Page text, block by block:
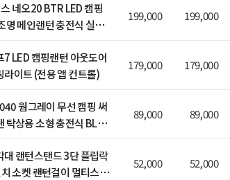
네오20 BTR LED 캠핑
명 메인랜턴 충전식 실외
199,000 199,000
LED 캠핑랜턴 아웃도어
이트 (전용 앱 컨트롤)
179,000 179,000
웜그레이 무선 캠핑 써
탁상용 소형 충전식 BLDC
89,000 89,000
대 랜턴스탠드 3단 플립락
소켓 랜턴걸이 멀티스탠
52,000 52,000